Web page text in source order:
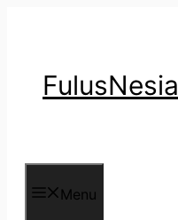
FulusNesia
Menu